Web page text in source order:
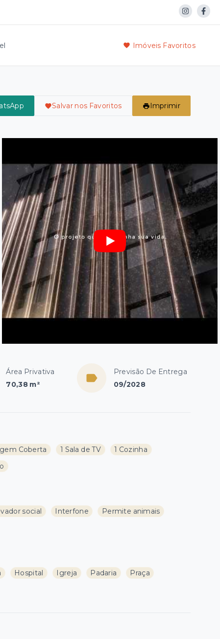
Imóveis Favoritos
Salvar nos Favoritos Imprimir
Área Privativa
70,38 m²
Previsão De Entrega
09/2028
Coberta 1 Sala de TV
1 Cozinha
social Interfone
Permite animais
Hospital Igreja Padaria
Praça